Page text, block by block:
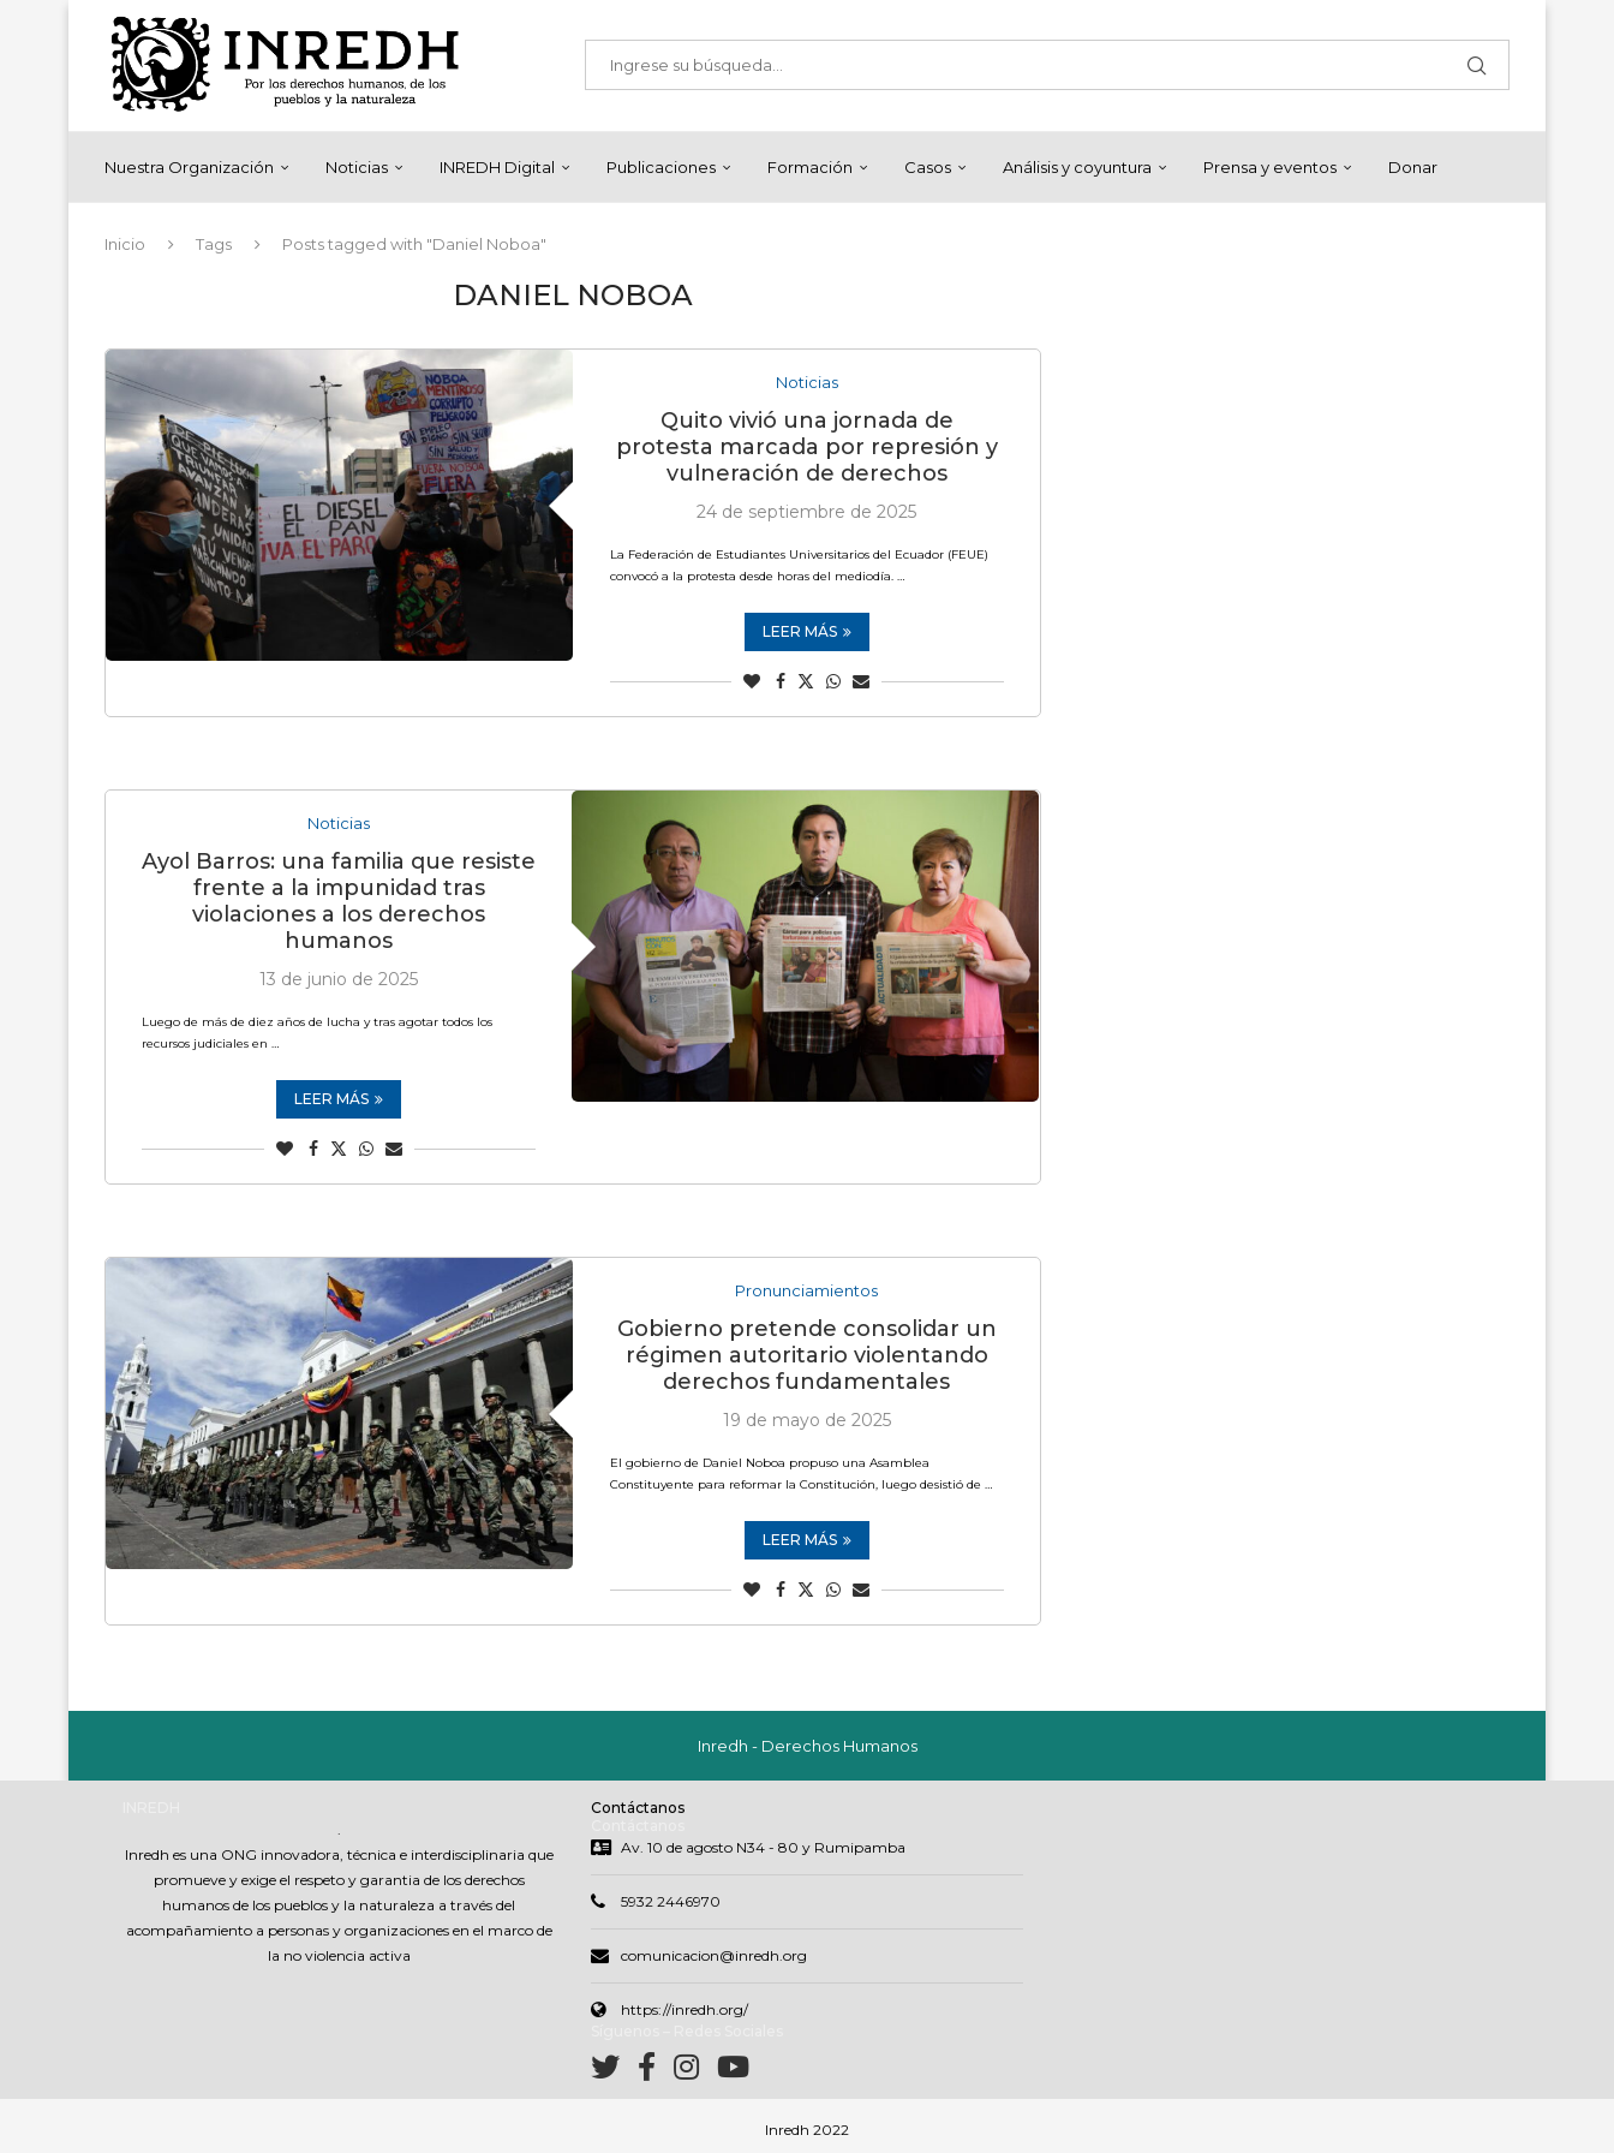
Nuestra Organización Noticias INREDH Digital Publicaciones Formación Casos Análisis y coyuntura Prensa y eventos Donar
Inicio Tags Posts tagged with "Daniel Noboa"
DANIEL NOBOA
Noticias
Quito vivió una jornada de
protesta marcada por represión y
vulneración de derechos
24 de septiembre de 2025
La Federación de Estudiantes Universitarios del Ecuador (FEUE)
convocó a la protesta desde horas del mediodía. …
LEER MÁS
Noticias
Ayol Barros: una familia que resiste
frente a la impunidad tras
violaciones a los derechos
humanos
13 de junio de 2025
Luego de más de diez años de lucha y tras agotar todos los
recursos judiciales en …
LEER MÁS
Pronunciamientos
Gobierno pretende consolidar un
régimen autoritario violentando
derechos fundamentales
19 de mayo de 2025
El gobierno de Daniel Noboa propuso una Asamblea
Constituyente para reformar la Constitución, luego desistió de …
LEER MÁS
Inredh - Derechos Humanos
.
Inredh es una ONG innovadora, técnica e interdisciplinaria que
promueve y exige el respeto y garantia de los derechos
humanos de los pueblos y la naturaleza a través del
acompañamiento a personas y organizaciones en el marco de
la no violencia activa
Contáctanos
Av. 10 de agosto N34 - 80 y Rumipamba
5932 2446970
comunicacion@inredh.org
https://inredh.org/
Inredh 2022